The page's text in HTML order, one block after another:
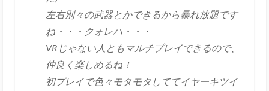
左右別々の武器とかできるから暴れ放題です
ね・・・クォレハ・・・
VRじゃない人ともマルチプレイできるので、
仲良く楽しめるね！
初プレイで色々モタモタしててイヤーキツイ